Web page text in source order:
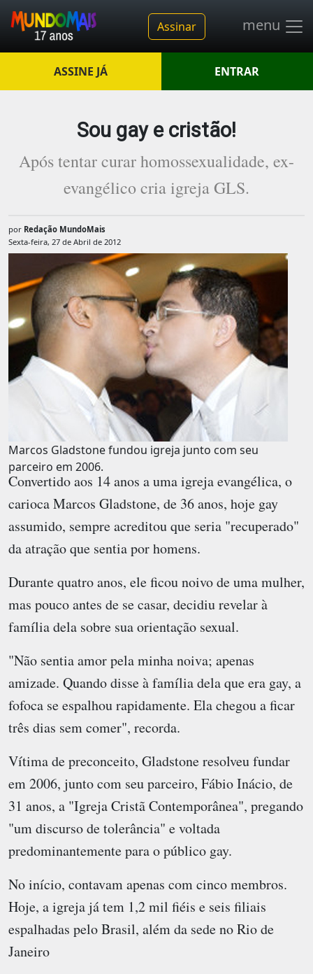
Assinar menu
ASSINE JÁ ENTRAR
Sou gay e cristão!
Após tentar curar homossexualidade, ex-
evangélico cria igreja GLS.
por Redação MundoMais
Sexta-feira, 27 de Abril de 2012
Marcos Gladstone fundou igreja junto com seu
parceiro em 2006.
Convertido aos 14 anos a uma igreja evangélica, o
carioca Marcos Gladstone, de 36 anos, hoje gay
assumido, sempre acreditou que seria "recuperado"
da atração que sentia por homens.
Durante quatro anos, ele ficou noivo de uma mulher,
mas pouco antes de se casar, decidiu revelar à
família dela sobre sua orientação sexual.
"Não sentia amor pela minha noiva; apenas
amizade. Quando disse à família dela que era gay, a
fofoca se espalhou rapidamente. Ela chegou a ficar
três dias sem comer", recorda.
Vítima de preconceito, Gladstone resolveu fundar
em 2006, junto com seu parceiro, Fábio Inácio, de
31 anos, a "Igreja Cristã Contemporânea", pregando
"um discurso de tolerância" e voltada
predominantemente para o público gay.
No início, contavam apenas com cinco membros.
Hoje, a igreja já tem 1,2 mil fiéis e seis filiais
espalhadas pelo Brasil, além da sede no Rio de
Janeiro